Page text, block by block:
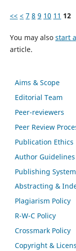
<< < 7 8 9 10 11 12
You may also start
article.
Aims & Scope
Editorial Team
Peer-reviewers
Peer Review
Publication Ethics
Author Guidelines
Publishing System
Abstracting &
Plagiarism Policy
R-W-C Policy
Crossmark Policy
Copyright &